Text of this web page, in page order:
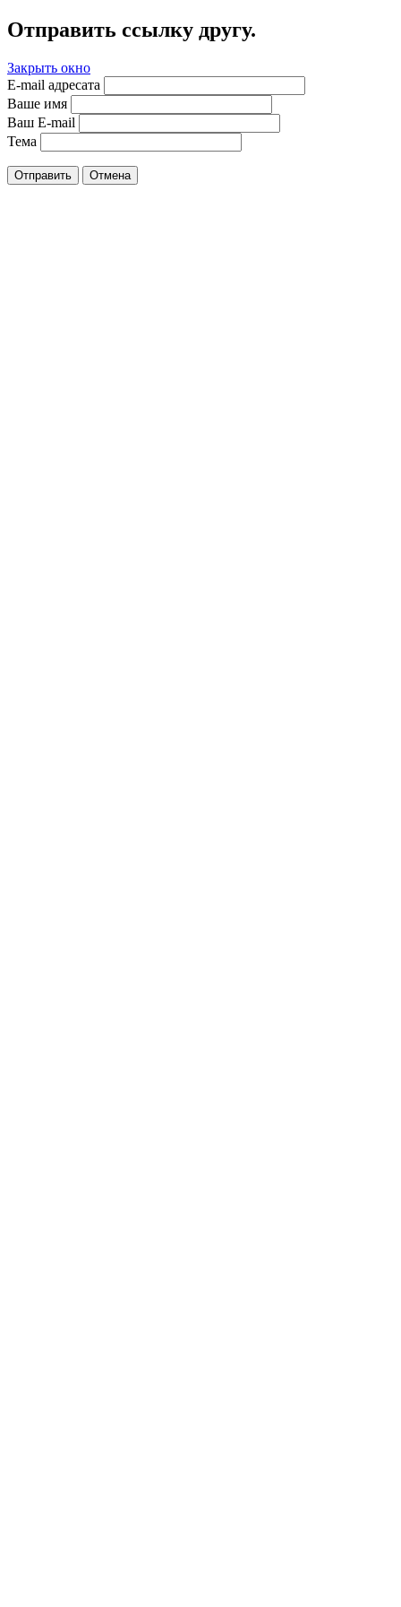
Отправить ссылку другу.
Закрыть окно
E-mail адресата
Ваше имя
Ваш E-mail
Тема
Отправить Отмена